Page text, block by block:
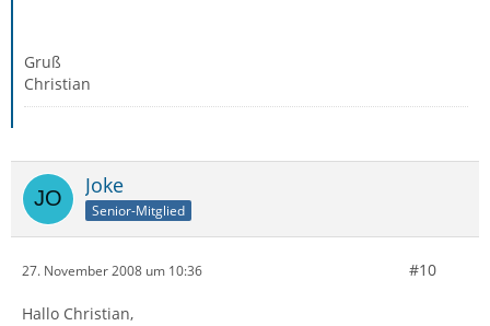
Gruß
Christian
Joke
Senior-Mitglied
27. November 2008 um 10:36 #10
Hallo Christian,